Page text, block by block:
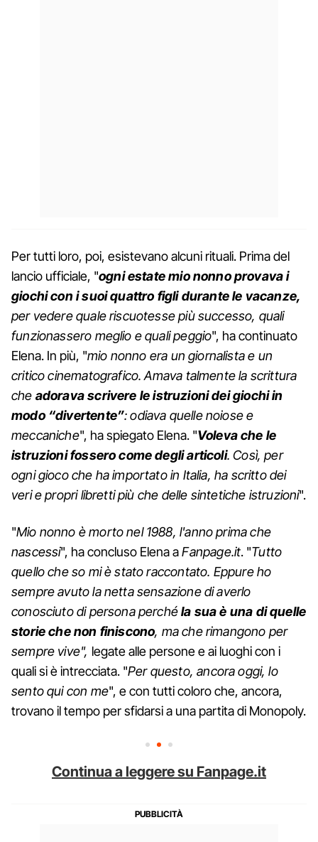
Per tutti loro, poi, esistevano alcuni rituali. Prima del
lancio ufficiale, "ogni estate mio nonno provava i
giochi con i suoi quattro figli durante le vacanze,
per vedere quale riscuotesse più successo, quali
funzionassero meglio e quali peggio", ha continuato
Elena. In più, "mio nonno era un giornalista e un
critico cinematografico. Amava talmente la scrittura
che adorava scrivere le istruzioni dei giochi in
modo “divertente”: odiava quelle noiose e
meccaniche", ha spiegato Elena. "Voleva che le
istruzioni fossero come degli articoli. Così, per
ogni gioco che ha importato in Italia, ha scritto dei
veri e propri libretti più che delle sintetiche istruzioni".
"Mio nonno è morto nel 1988, l'anno prima che
nascessi", ha concluso Elena aFanpage.it. "Tutto
quello che so mi è stato raccontato. Eppure ho
sempre avuto la netta sensazione di averlo
conosciuto di persona perchéla sua è una di quelle
storie che non finiscono, ma che rimangono per
sempre vive", legate alle persone e ai luoghi con i
quali si è intrecciata. "Per questo, ancora oggi, lo
sento qui con me", e con tutti coloro che, ancora,
trovano il tempo per sfidarsi a una partita di Monopoly.
Continua a leggere su Fanpage.it